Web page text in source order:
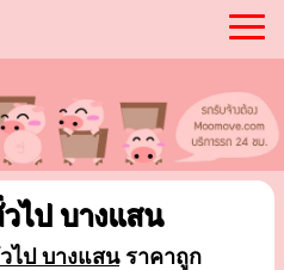
ไป บางแสน
ไป บางแสนราคาถูก